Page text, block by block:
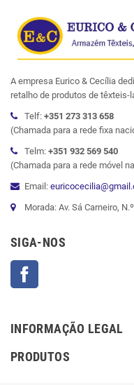
A empresa Eurico & Cecília
retalho de produtos de
Telf: +351 273 313 658
(Chamada para a rede fixa
Telm: +351 932 569 540
(Chamada para a rede móvel
Email:
Morada: Av. Sá Carneiro,
SIGA-NOS
INFORMAÇÃO LEGAL
PRODUTOS